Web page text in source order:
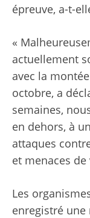
épreuve, a-t-
«
actuellement
avec la
octobre, a
semaines,
en dehors, à
attaques
et menaces
Les
enregistré une